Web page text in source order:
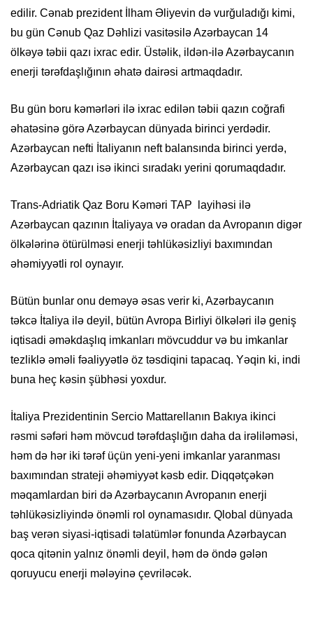
edilir. Cənab prezident İlham Əliyevin də vurğuladığı kimi,
bu gün Cənub Qaz Dəhlizi vasitəsilə Azərbaycan 14
ölkəyə təbii qazı ixrac edir. Üstəlik, ildən-ilə Azərbaycanın
enerji tərəfdaşlığının əhatə dairəsi artmaqdadır.
Bu gün boru kəmərləri ilə ixrac edilən təbii qazın coğrafi
əhatəsinə görə Azərbaycan dünyada birinci yerdədir.
Azərbaycan nefti İtaliyanın neft balansında birinci yerdə,
Azərbaycan qazı isə ikinci sıradakı yerini qorumaqdadır.
Trans-Adriatik Qaz Boru Kəməri TAP layihəsi ilə
Azərbaycan qazının İtaliyaya və oradan da Avropanın digər
ölkələrinə ötürülməsi enerji təhlükəsizliyi baxımından
əhəmiyyətli rol oynayır.
Bütün bunlar onu deməyə əsas verir ki, Azərbaycanın
təkcə İtaliya ilə deyil, bütün Avropa Birliyi ölkələri ilə geniş
iqtisadi əməkdaşlıq imkanları mövcuddur və bu imkanlar
tezliklə əməli fəaliyyətlə öz təsdiqini tapacaq. Yəqin ki, indi
buna heç kəsin şübhəsi yoxdur.
İtaliya Prezidentinin Sercio Mattarellanın Bakıya ikinci
rəsmi səfəri həm mövcud tərəfdaşlığın daha da irəliləməsi,
həm də hər iki tərəf üçün yeni-yeni imkanlar yaranması
baxımından strateji əhəmiyyət kəsb edir. Diqqətçəkən
məqamlardan biri də Azərbaycanın Avropanın enerji
təhlükəsizliyində önəmli rol oynamasıdır. Qlobal dünyada
baş verən siyasi-iqtisadi təlatümlər fonunda Azərbaycan
qoca qitənin yalnız önəmli deyil, həm də öndə gələn
qoruyucu enerji mələyinə çevriləcək.